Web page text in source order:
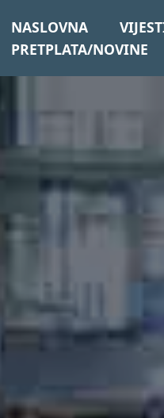
NASLOVNA
PRETPLATA/NOVINE